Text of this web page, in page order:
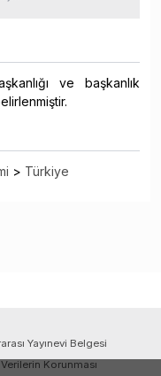
ve başkanlık
> Türkiye
Yayınevi Belgesi
Korunması